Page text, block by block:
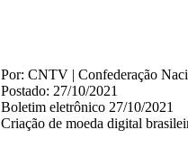
Por: CNTV | Confederação
Postado: 27/10/2021
Boletim eletrônico 27/10/2021
Criação de moeda digital